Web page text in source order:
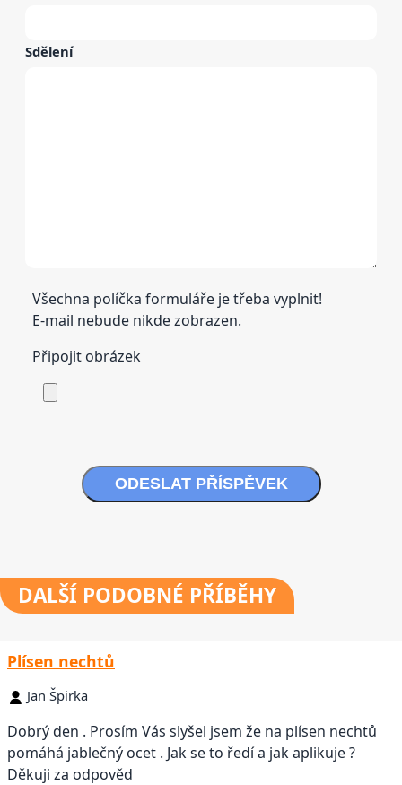
Sdělení
Všechna políčka formuláře je třeba vyplnit!
E-mail nebude nikde zobrazen.
Připojit obrázek
ODESLAT PŘÍSPĚVEK
DALŠÍ PODOBNÉ PŘÍBĚHY
Plísen nechtů
Jan Špirka
Dobrý den . Prosím Vás slyšel jsem že na plísen nechtů
pomáhá jablečný ocet . Jak se to ředí a jak aplikuje ?
Děkuji za odpověd